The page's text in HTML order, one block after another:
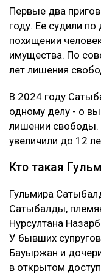
Первые два
году. Ее судили
похищении
имущества. По
лет лишения
В 2024 году
одному делу - о
лишении свободы.
увеличили до 12
Кто такая
Гульмира
Сатыбалды,
Нурсултана
У бывших
Бауыржан и
в открытом